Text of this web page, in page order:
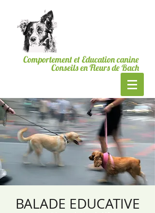
Comportement et Education canine
Conseils en Fleurs de Bach
BALADE EDUCATIVE